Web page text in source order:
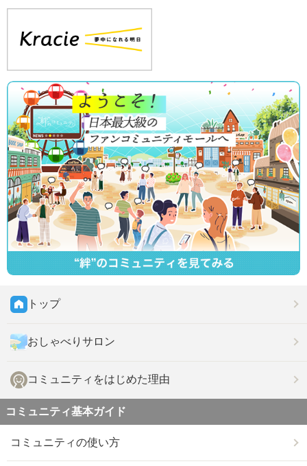
トップ
おしゃべりサロン
コミュニティをはじめた理由
コミュニティ基本ガイド
コミュニティの使い方